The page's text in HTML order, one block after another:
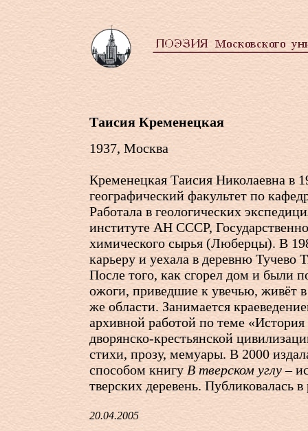
Таисия Кременецкая
1937, Москва
Кременецкая Таисия Николаевна в
географический факультет по
Работала в геологических
институте АН СССР,
химического сырья (Люберцы). В
карьеру и уехала в деревню Тучево
После того, как сгорел дом и были
ожоги, приведшие к увечью, живёт
же области. Занимается
архивной работой по теме
дворянско-крестьянской
стихи, прозу, мемуары. В 2000
способом книгу В тверском углу–
тверских деревень. Публиковалась в
20.04.2005